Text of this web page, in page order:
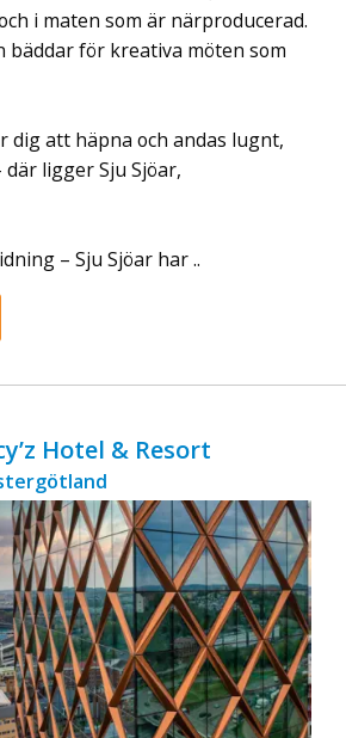
i maten som är närproducerad.
bäddar för kreativa möten som
dig att häpna och andas lugnt,
ligger Sju Sjöar,
– Sju Sjöar har ..
Hotel & Resort